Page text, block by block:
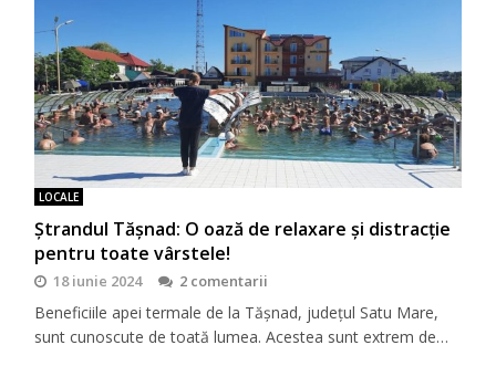
LOCALE
Ștrandul Tășnad: O oază de relaxare și distracție
pentru toate vârstele!
18 iunie 2024 2 comentarii
Beneficiile apei termale de la Tășnad, județul Satu Mare,
sunt cunoscute de toată lumea. Acestea sunt extrem de…